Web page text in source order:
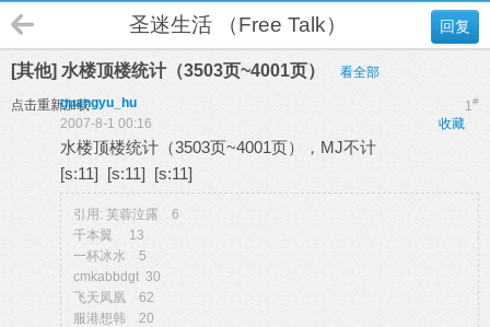
回复
圣迷生活 （Free Talk）
[其他] 水楼顶楼统计（3503页~4001页） 看全部
点击重新加载 1#
guangyu_hu
收藏
2007-8-1 00:16
水楼顶楼统计（3503页~4001页），MJ不计
[s:11] [s:11] [s:11]
引用: 芙蓉泣露 6
千本翼 13
一杯冰水 5
cmkabbdgt 30
飞天凤凰 62
服港想韩 20